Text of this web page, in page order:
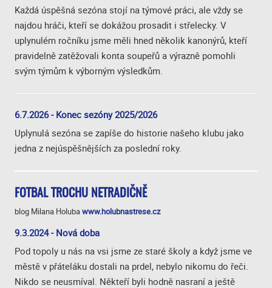
Každá úspěšná sezóna stojí na týmové práci, ale vždy se
najdou hráči, kteří se dokážou prosadit i střelecky. V
uplynulém ročníku jsme měli hned několik kanonýrů, kteří
pravidelně zatěžovali konta soupeřů a výrazně pomohli
svým týmům k výborným výsledkům.
6.7.2026 - Konec sezóny 2025/2026
Uplynulá sezóna se zapíše do historie našeho klubu jako
jedna z nejúspěšnějších za poslední roky.
FOTBAL TROCHU NETRADIČNĚ
blog Milana Holubawww.holubnastrese.cz
9.3.2024 - Nová doba
Pod topoly u nás na vsi jsme ze staré školy a když jsme ve
městě v přáteláku dostali na prdel, nebylo nikomu do řeči.
Nikdo se neusmíval. Někteří byli hodně nasraní a ještě